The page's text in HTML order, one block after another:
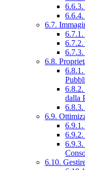
6.7.
6.7.1.
6.8.
dalla
6.8.3.
6.9.
6.9.3.
6.10.